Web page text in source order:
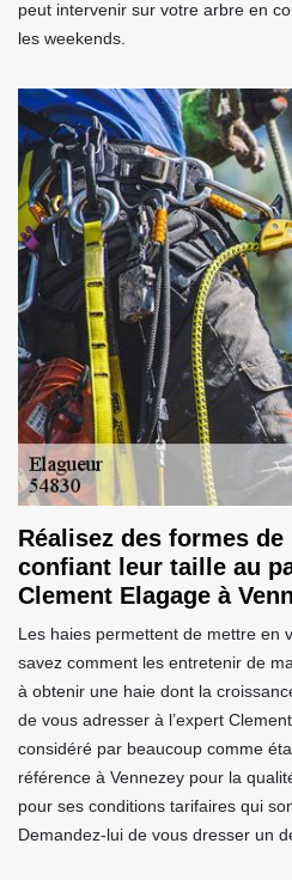
peut intervenir sur votre arbre en
les weekends.
Réalisez des formes
confiant leur taille au
Clement Elagage à
Les haies permettent de mettre en
savez comment les entretenir de
à obtenir une haie dont la
de vous adresser à l’expert
considéré par beaucoup comme
référence à Vennezey pour la
pour ses conditions tarifaires qui
Demandez-lui de vous dresser un